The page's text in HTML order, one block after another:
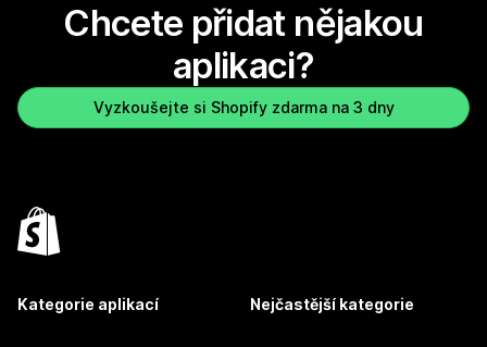
Chcete přidat nějakou
aplikaci?
Vyzkoušejte si Shopify zdarma na 3 dny
Kategorie aplikací Nejčastější kategorie